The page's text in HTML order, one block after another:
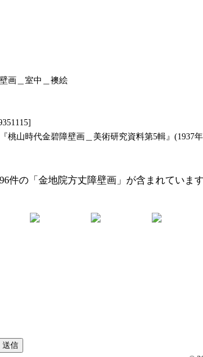
画＿室中＿襖絵
桃山時代金碧障壁画＿美術研究資料第5輯』(1937
件の「金地院方丈障壁画」が含まれています